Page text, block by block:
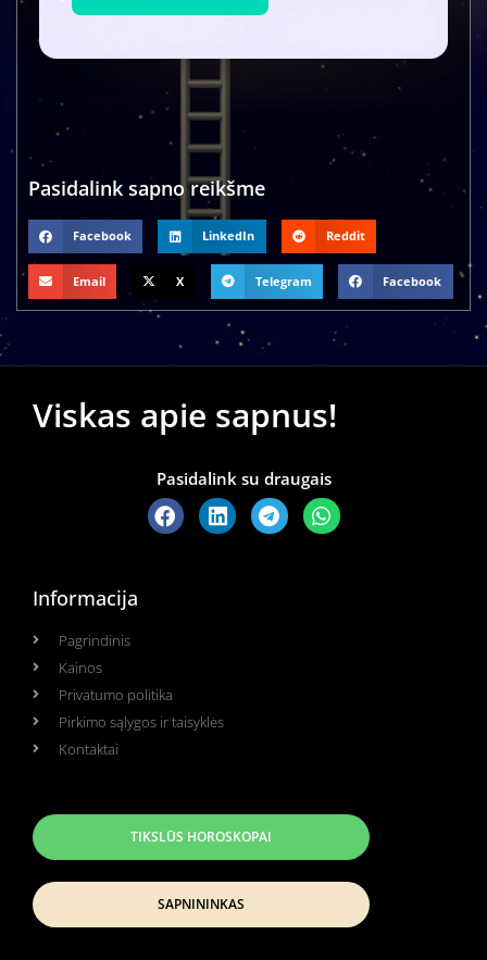
Pasidalink sapno reikšme
Facebook LinkedIn Reddit
Email X Telegram Facebook
Viskas apie sapnus!
Pasidalink su draugais
Informacija
Pagrindinis
Kainos
Privatumo politika
Pirkimo sąlygos ir taisyklės
Kontaktai
TIKSLŪS HOROSKOPAI
SAPNININKAS